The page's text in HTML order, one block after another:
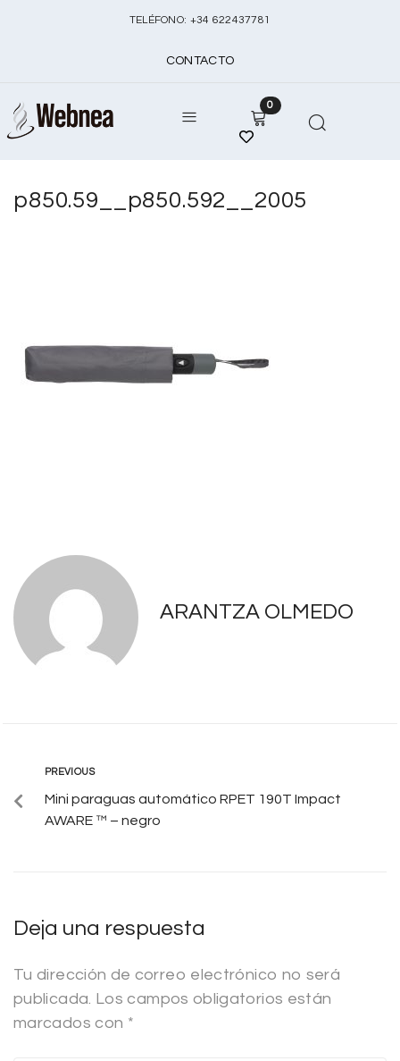
TELÉFONO: +34 622437781
CONTACTO
0
p850.59__p850.592__2005
ARANTZA OLMEDO
PREVIOUS
Mini paraguas automático RPET 190T Impact
AWARE ™ – negro
Deja una respuesta
Tu dirección de correo electrónico no será
publicada. Los campos obligatorios están
marcados con *